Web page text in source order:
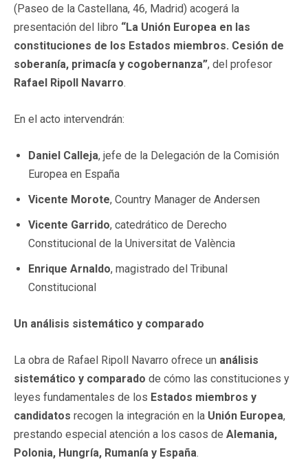
(Paseo de la Castellana, 46, Madrid) acogerá la
presentación del libro “La Unión Europea en las
constituciones de los Estados miembros. Cesión de
soberanía, primacía y cogobernanza”, del profesor
Rafael Ripoll Navarro.
En el acto intervendrán:
Daniel Calleja, jefe de la Delegación de la Comisión
Europea en España
Vicente Morote, Country Manager de Andersen
Vicente Garrido, catedrático de Derecho
Constitucional de la Universitat de València
Enrique Arnaldo, magistrado del Tribunal
Constitucional
Un análisis sistemático y comparado
La obra de Rafael Ripoll Navarro ofrece un análisis
sistemático y comparado de cómo las constituciones y
leyes fundamentales de los Estados miembros y
candidatos recogen la integración en la Unión Europea,
prestando especial atención a los casos de Alemania,
Polonia, Hungría, Rumanía y España.